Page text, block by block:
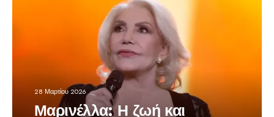
28 Μαρτίου 2026
Μαρινέλλα: Η ζωή και